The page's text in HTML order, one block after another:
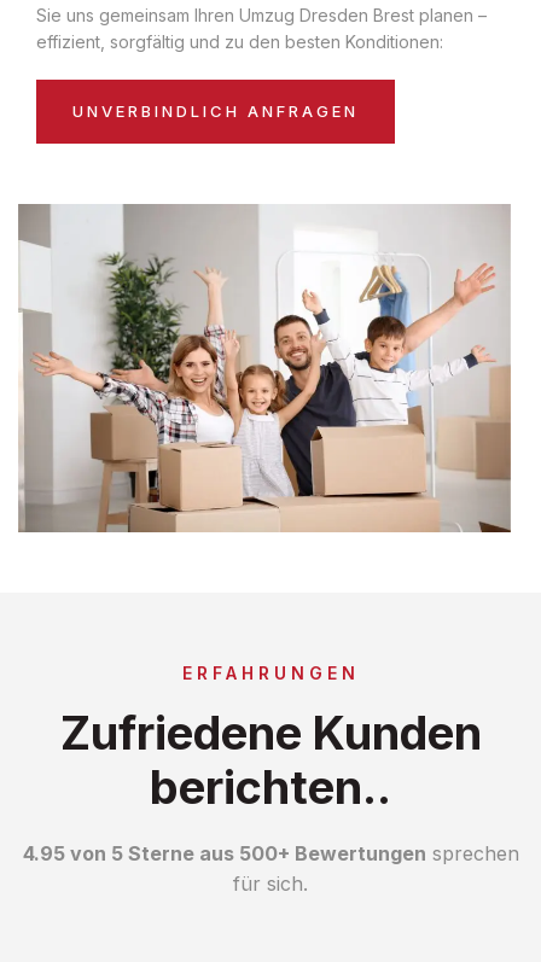
Sie uns gemeinsam Ihren Umzug Dresden Brest planen –
effizient, sorgfältig und zu den besten Konditionen:
UNVERBINDLICH ANFRAGEN
ERFAHRUNGEN
Zufriedene Kunden
berichten..
4.95 von 5 Sterne aus 500+ Bewertungen sprechen
für sich.